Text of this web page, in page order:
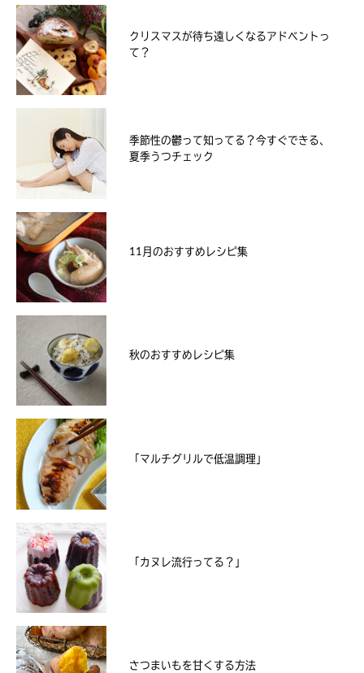
クリスマスが待ち遠しくなるアドベントっ
て？
季節性の鬱って知ってる？今すぐできる、
夏季うつチェック
11月のおすすめレシピ集
秋のおすすめレシピ集
「マルチグリルで低温調理」
「カヌレ流行ってる？」
さつまいもを甘くする方法